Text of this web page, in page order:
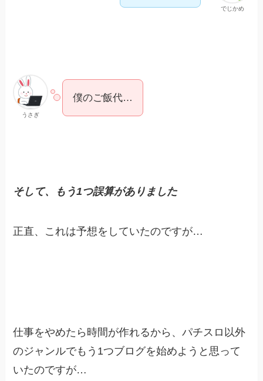
でじかめ
うさぎ
僕のご飯代…
そして、もう1つ誤算がありました
正直、これは予想をしていたのですが…
仕事をやめたら時間が作れるから、パチスロ以外
のジャンルでもう1つブログを始めようと思って
いたのですが…